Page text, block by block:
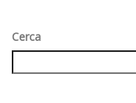
Cerca